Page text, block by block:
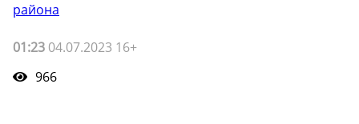
района
01:23 04.07.2023 16+
966